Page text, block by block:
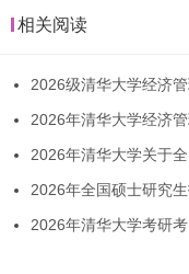
相关阅读
2026级清华大学经济
2026年清华大学经济
2026年清华大学关于
2026年全国硕士研究
2026年清华大学考研